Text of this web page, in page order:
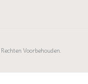
Voorbehouden.